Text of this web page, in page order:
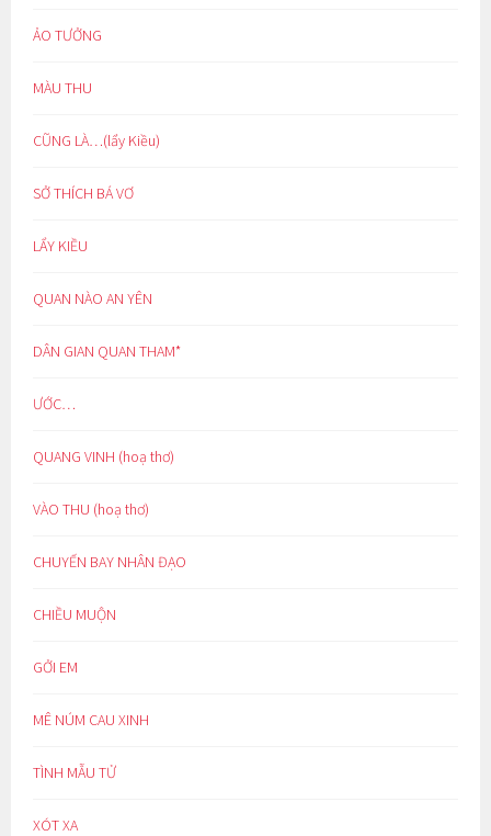
ẢO TƯỞNG
MÀU THU
CŨNG LÀ…(lẩy Kiều)
SỞ THÍCH BÁ VƠ
LẨY KIỀU
QUAN NÀO AN YÊN
DÂN GIAN QUAN THAM*
ƯỚC…
QUANG VINH (hoạ thơ)
VÀO THU (hoạ thơ)
CHUYẾN BAY NHÂN ĐẠO
CHIỀU MUỘN
GỞI EM
MÊ NÚM CAU XINH
TÌNH MẪU TỬ
XÓT XA